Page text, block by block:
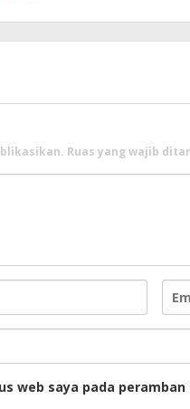
Ruas yang wajib
web saya pada